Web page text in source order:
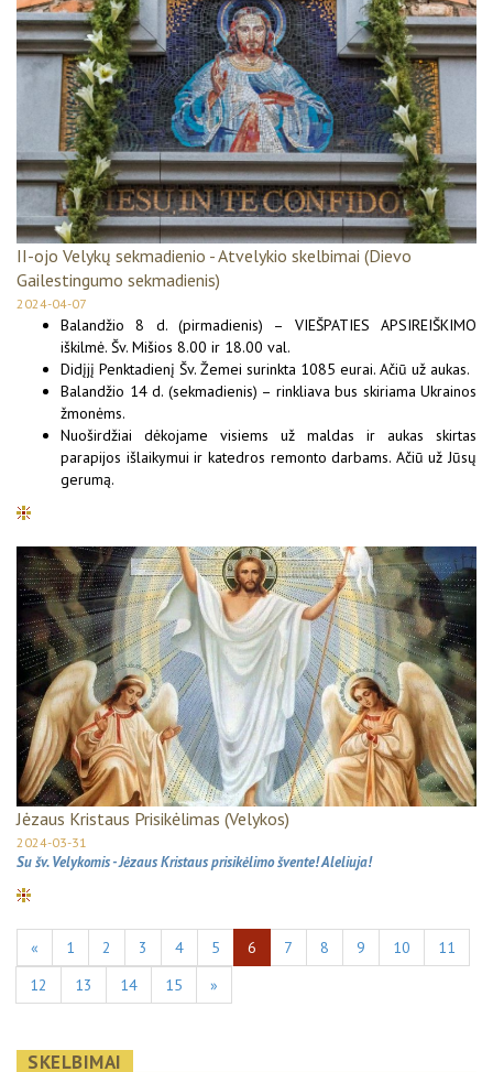
II-ojo Velykų sekmadienio - Atvelykio skelbimai (Dievo
Gailestingumo sekmadienis)
2024-04-07
Balandžio 8 d. (pirmadienis) – VIEŠPATIES APSIREIŠKIMO
iškilmė. Šv. Mišios 8.00 ir 18.00 val.
Didįjį Penktadienį Šv. Žemei surinkta 1085 eurai. Ačiū už aukas.
Balandžio 14 d. (sekmadienis) – rinkliava bus skiriama Ukrainos
žmonėms.
Nuoširdžiai dėkojame visiems už maldas ir aukas skirtas
parapijos išlaikymui ir katedros remonto darbams. Ačiū už Jūsų
gerumą.
Jėzaus Kristaus Prisikėlimas (Velykos)
2024-03-31
Su šv. Velykomis - Jėzaus Kristaus prisikėlimo švente! Aleliuja!
« 1 2 3 4 5 6 7 8 9 10
11
12
13 14 15 »
SKELBIMAI